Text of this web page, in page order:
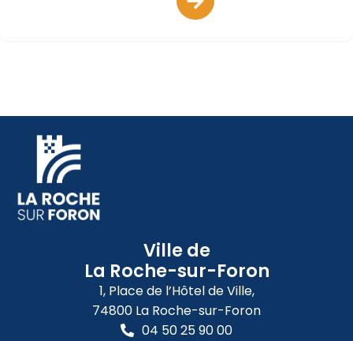
Ville de
La Roche-sur-Foron
1, Place de l’Hôtel de Ville,
74800 La Roche-sur-Foron
04 50 25 90 00